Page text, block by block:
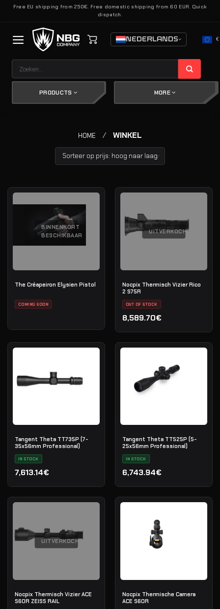
Free EU shipping from 250€. Free domestic shipping from 60 EUR. Quick
dispatch.
NEDERLANDS €
naar:
PRODUCTS MORE
HOME / WINKEL
BINNENKORT
BESCHIKBAAR
The Créapeiron Elysien Pistol
COMING SOON
UITVERKOCHT
Nocpix Thermisch Vizier Rico
2 S75R
OUT OF STOCK
8,589.70€
Tangent Theta TT735P (7-
35x56mm Professional)
IN STOCK
7,613.14€
Tangent Theta TT525P (5-
25x56mm Professional)
IN STOCK
6,743.94€
UITVERKOCHT
Nocpix Thermisch Vizier ACE
S60R ZEISS RAIL
Nocpix Thermische Camera
ACE S60R